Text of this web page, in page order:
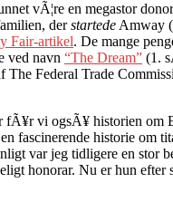
vÃ¦re en megastor
derstartede Amway
Fair-artikel. De mange
ved navn “The Dream” (1.
Federal Trade
fÃ¥r vi ogsÃ¥ historien om
fascinerende historie om
var jeg tidligere en stor
honorar. Nu er hun efter